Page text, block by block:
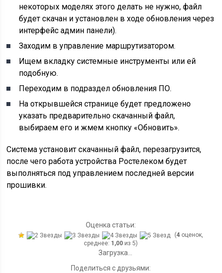
некоторых моделях этого делать не нужно, файл
будет скачан и установлен в ходе обновления через
интерфейс админ панели).
Заходим в управление маршрутизатором.
Ищем вкладку системные инструменты или ей
подобную.
Переходим в подраздел обновления ПО.
На открывшейся странице будет предложено
указать предварительно скачанный файл,
выбираем его и жмем кнопку «Обновить».
Система установит скачанный файл, перезагрузится,
после чего работа устройства Ростелеком будет
выполняться под управлением последней версии
прошивки.
Оценка статьи:
(4 оценок,
среднее: 1,00 из 5)
Загрузка...
Поделиться с друзьями: